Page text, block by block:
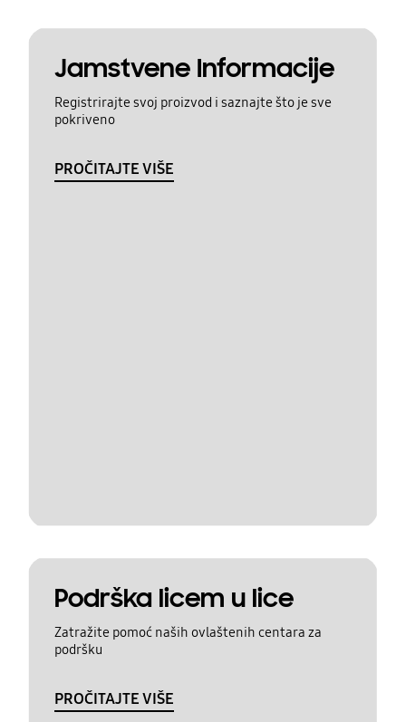
Jamstvene Informacije
Registrirajte svoj proizvod i saznajte što je sve
pokriveno
PROČITAJTE VIŠE
Podrška licem u lice
Zatražite pomoć naših ovlaštenih centara za
podršku
PROČITAJTE VIŠE